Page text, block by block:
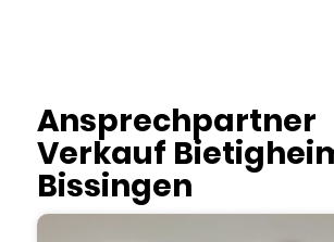
Ansprechpartner
Verkauf
Bissingen